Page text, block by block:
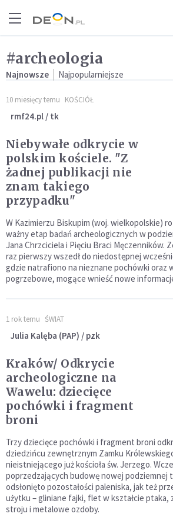
#archeologia
Najnowsze Najpopularniejsze
10 miesięcy temu KOŚCIÓŁ
rmf24.pl / tk
Niebywałe odkrycie w
polskim kościele. "Z
żadnej publikacji nie
znam takiego
przypadku"
W Kazimierzu Biskupim (woj. wielkopolskie)
ważny etap badań archeologicznych w
Jana Chrzciciela i Pięciu Braci Męczenników.
raz pierwszy wszedł do niedostępnej
gdzie natrafiono na nieznane pochówki oraz
pogrzebowe, mogące wnieść nowe
1 rok temu ŚWIAT
Julia Kalęba (PAP) / pzk
Kraków/ Odkrycie
archeologiczne na
Wawelu: dziecięce
pochówki i fragment
broni
Trzy dziecięce pochówki i fragment broni
dziedzińcu zewnętrznym Zamku
nieistniejącego już kościoła św. Jerzego.
poprzedzających budowę nowej podziemnej
odsłonięto pozostałości paleniska, jak też
użytku – gliniane fajki, flet w kształcie ptaka,
stroju i metalowe ozdoby.